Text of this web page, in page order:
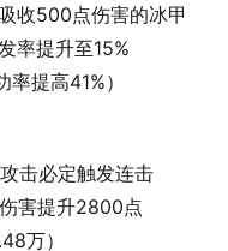
收500点伤害的冰甲
率提升至15%
提高41%）
击必定触发连击
害提升2800点
万）